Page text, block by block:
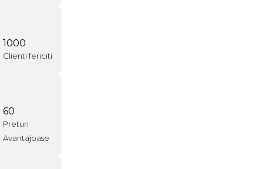
1500
Clienti fericiti
90
Preturi
Avantajoase